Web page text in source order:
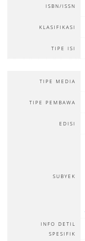
ISBN/ISSN
KLASIFIKASI
TIPE ISI
TIPE MEDIA
TIPE PEMBAWA
EDISI
SUBYEK
INFO DETIL
SPESIFIK